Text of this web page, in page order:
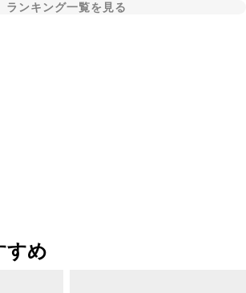
ランキング一覧を見る
すめ